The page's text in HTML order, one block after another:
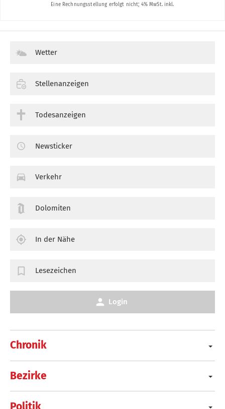
Chronik
Bezirke
Politik
Wetter
Stellenanzeigen
Todesanzeigen
Newsticker
Verkehr
Dolomiten
In der Nähe
Lesezeichen
Login